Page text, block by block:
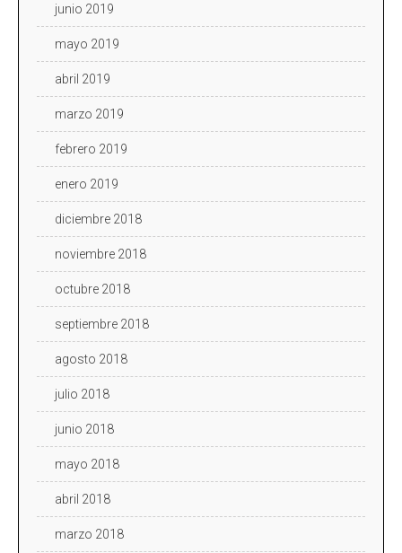
junio 2019
mayo 2019
abril 2019
marzo 2019
febrero 2019
enero 2019
diciembre 2018
noviembre 2018
octubre 2018
septiembre 2018
agosto 2018
julio 2018
junio 2018
mayo 2018
abril 2018
marzo 2018